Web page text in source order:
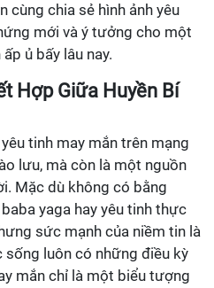
cùng chia sẻ hình ảnh yêu
mới và ý tưởng cho một
ủ bấy lâu nay.
Hợp Giữa Huyền Bí
tinh may mắn trên mạng
lưu, mà còn là một nguồn
Mặc dù không có bằng
yaga hay yêu tinh thực
sức mạnh của niềm tin là
sống luôn có những điều kỳ
mắn chỉ là một biểu tượng